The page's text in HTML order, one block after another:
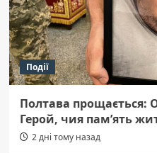
Події
Полтава прощається:
Герой, чия пам’ять
2 дні тому назад